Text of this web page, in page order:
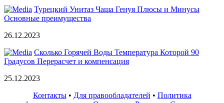
Турецкий Унитаз Чаша Генуя Плюсы и Минусы
Основные преимущества
26.12.2023
Сколько Горячей Воды Температура Которой 90
Градусов Перерасчет и компенсация
25.12.2023
Контакты• Для правообладателей • Политика